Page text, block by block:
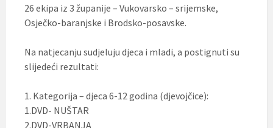
26 ekipa iz 3 županije – Vukovarsko – srijemske,
Osječko-baranjske i Brodsko-posavske.
Na natjecanju sudjeluju djeca i mladi, a postignuti su
slijedeći rezultati:
1. Kategorija – djeca 6-12 godina (djevojčice):
1.DVD- NUŠTAR
2.DVD-VRBANJA